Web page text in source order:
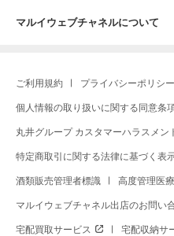
マルイウェブチャネルについて
ご利用規約 プライバシーポリシー
個人情報の取り扱いに関する同意条
丸井グループ カスタマーハラスメン
特定商取引に関する法律に基づく表
酒類販売管理者標識 高度管理医
マルイウェブチャネル出店のお問い
宅配買取サービス 宅配収納サ